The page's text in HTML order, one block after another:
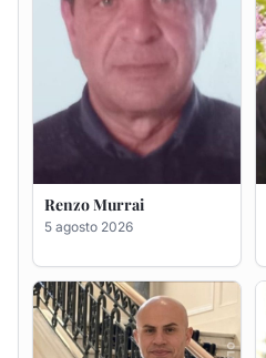
Renzo Murrai
5 agosto 2026